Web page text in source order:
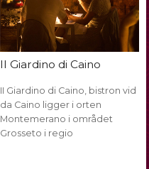
II Giardino di Caino
II Giardino di Caino, bistron vid
da Caino ligger i orten
Montemerano i området
Grosseto i regio